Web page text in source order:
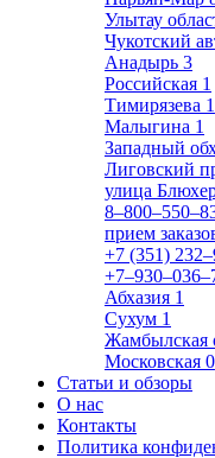
Улытау
Чукотский
Анадырь 3
Российская 1
Тимирязева 1
Малыгина 1
Западный
Лиговский
улица
прием
+7 (351)
Абхазия 1
Сухум 1
Жамбылская
Московская 0
Статьи и обзоры
О нас
Контакты
Политика